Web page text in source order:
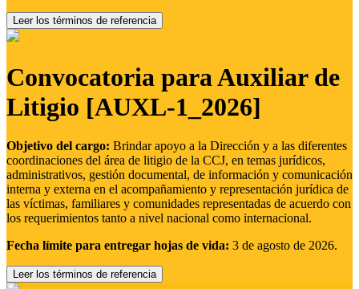
Leer los términos de referencia
Convocatoria para Auxiliar de
Litigio [AUXL-1_2026]
Objetivo del cargo: Brindar apoyo a la Dirección y a las diferentes
coordinaciones del área de litigio de la CCJ, en temas jurídicos,
administrativos, gestión documental, de información y comunicación
interna y externa en el acompañamiento y representación jurídica de
las víctimas, familiares y comunidades representadas de acuerdo con
los requerimientos tanto a nivel nacional como internacional.
Fecha límite para entregar hojas de vida: 3 de agosto de 2026.
Leer los términos de referencia